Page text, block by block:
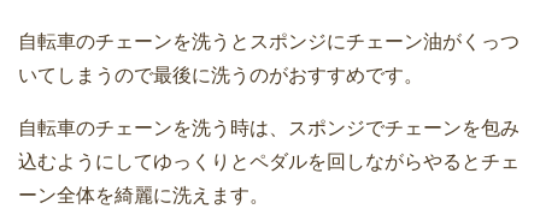
自転車のチェーンを洗うとスポンジにチェーン油がくっつ
いてしまうので最後に洗うのがおすすめです。
自転車のチェーンを洗う時は、スポンジでチェーンを包み
込むようにしてゆっくりとペダルを回しながらやるとチェ
ーン全体を綺麗に洗えます。